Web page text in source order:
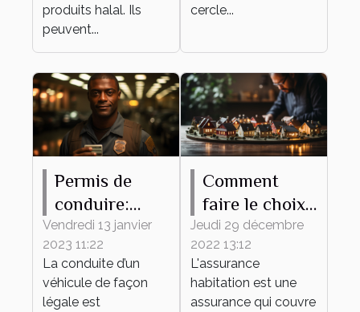
produits halal. Ils
peuvent...
cercle...
Permis de
conduire:
pourquoi
l'obtenir ?
Vendredi 13 janvier
2023 11:22
La conduite d’un
véhicule de façon
légale est
Comment
faire le choix
d'une bonne
assurance
habitation ?
Jeudi 29 décembre
2022 13:12
L'assurance
habitation est une
assurance qui couvre